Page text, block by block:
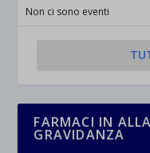
Non ci sono eventi
FARMACI IN
GRAVIDANZA